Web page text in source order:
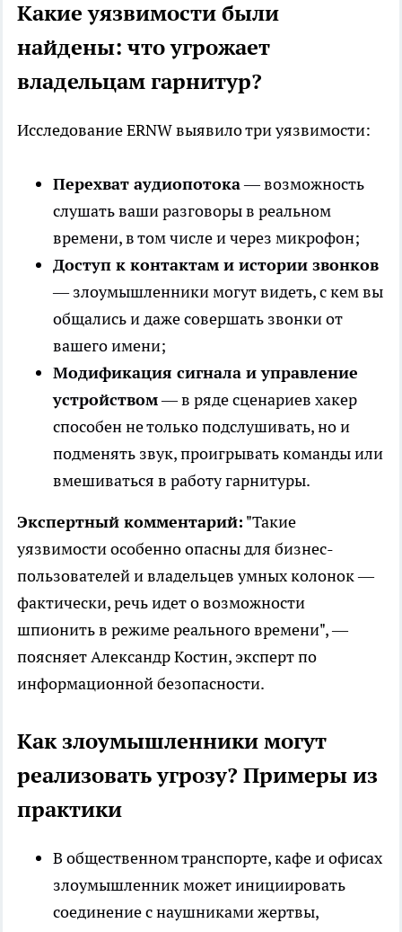
Какие уязвимости были
найдены: что угрожает
владельцам гарнитур?
Исследование ERNW выявило три уязвимости:
Перехват аудиопотока— возможность
слушать ваши разговоры в реальном
времени, в том числе и через микрофон;
Доступ к контактам и истории звонков
— злоумышленники могут видеть, с кем вы
общались и даже совершать звонки от
вашего имени;
Модификация сигнала и управление
устройством— в ряде сценариев хакер
способен не только подслушивать, но и
подменять звук, проигрывать команды или
вмешиваться в работу гарнитуры.
Экспертный комментарий: "Такие
уязвимости особенно опасны для бизнес-
пользователей и владельцев умных колонок —
фактически, речь идет о возможности
шпионить в режиме реального времени", —
поясняет Александр Костин, эксперт по
информационной безопасности.
Как злоумышленники могут
реализовать угрозу? Примеры из
практики
В общественном транспорте, кафе и офисах
злоумышленник может инициировать
соединение с наушниками жертвы,